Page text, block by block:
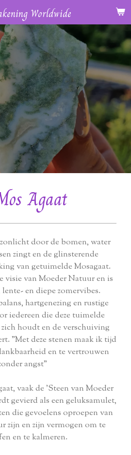
Worldwide
Agaat
door de bomen, water
zingt en de glinsterende
van getuimelde Mosagaat.
visie van Moeder Natuur en is
en diepe zomervibes.
hartgenezing en rustige
iedereen die deze tuimelde
houdt en de verschuiving
"Met deze stenen maak ik tijd
en te vertrouwen
angst"
vaak de 'Steen van Moeder
gevierd als een geluksamulet,
die gevoelens oproepen van
zijn en zijn vermogen om te
en te kalmeren.